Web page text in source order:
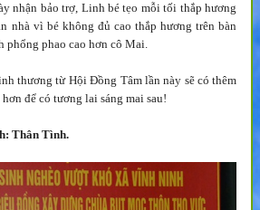
nhận bảo trợ, Linh bé tẹo mỗi tối thắp hương
nhà vì bé không đủ cao thắp hương trên bàn
phổng phao cao hơn cô Mai.
thương từ Hội Đồng Tâm lần này sẽ có thêm
để có tương lai sáng mai sau!
Thân Tình.